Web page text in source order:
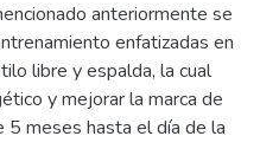
anteriormente se
enfatizadas en
libre y espalda, la cual
y mejorar la marca de
5 meses hasta el día de la